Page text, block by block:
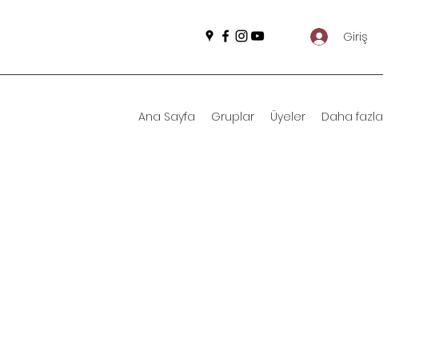
Giriş
Ana Sayfa Gruplar Üyeler Daha fazla